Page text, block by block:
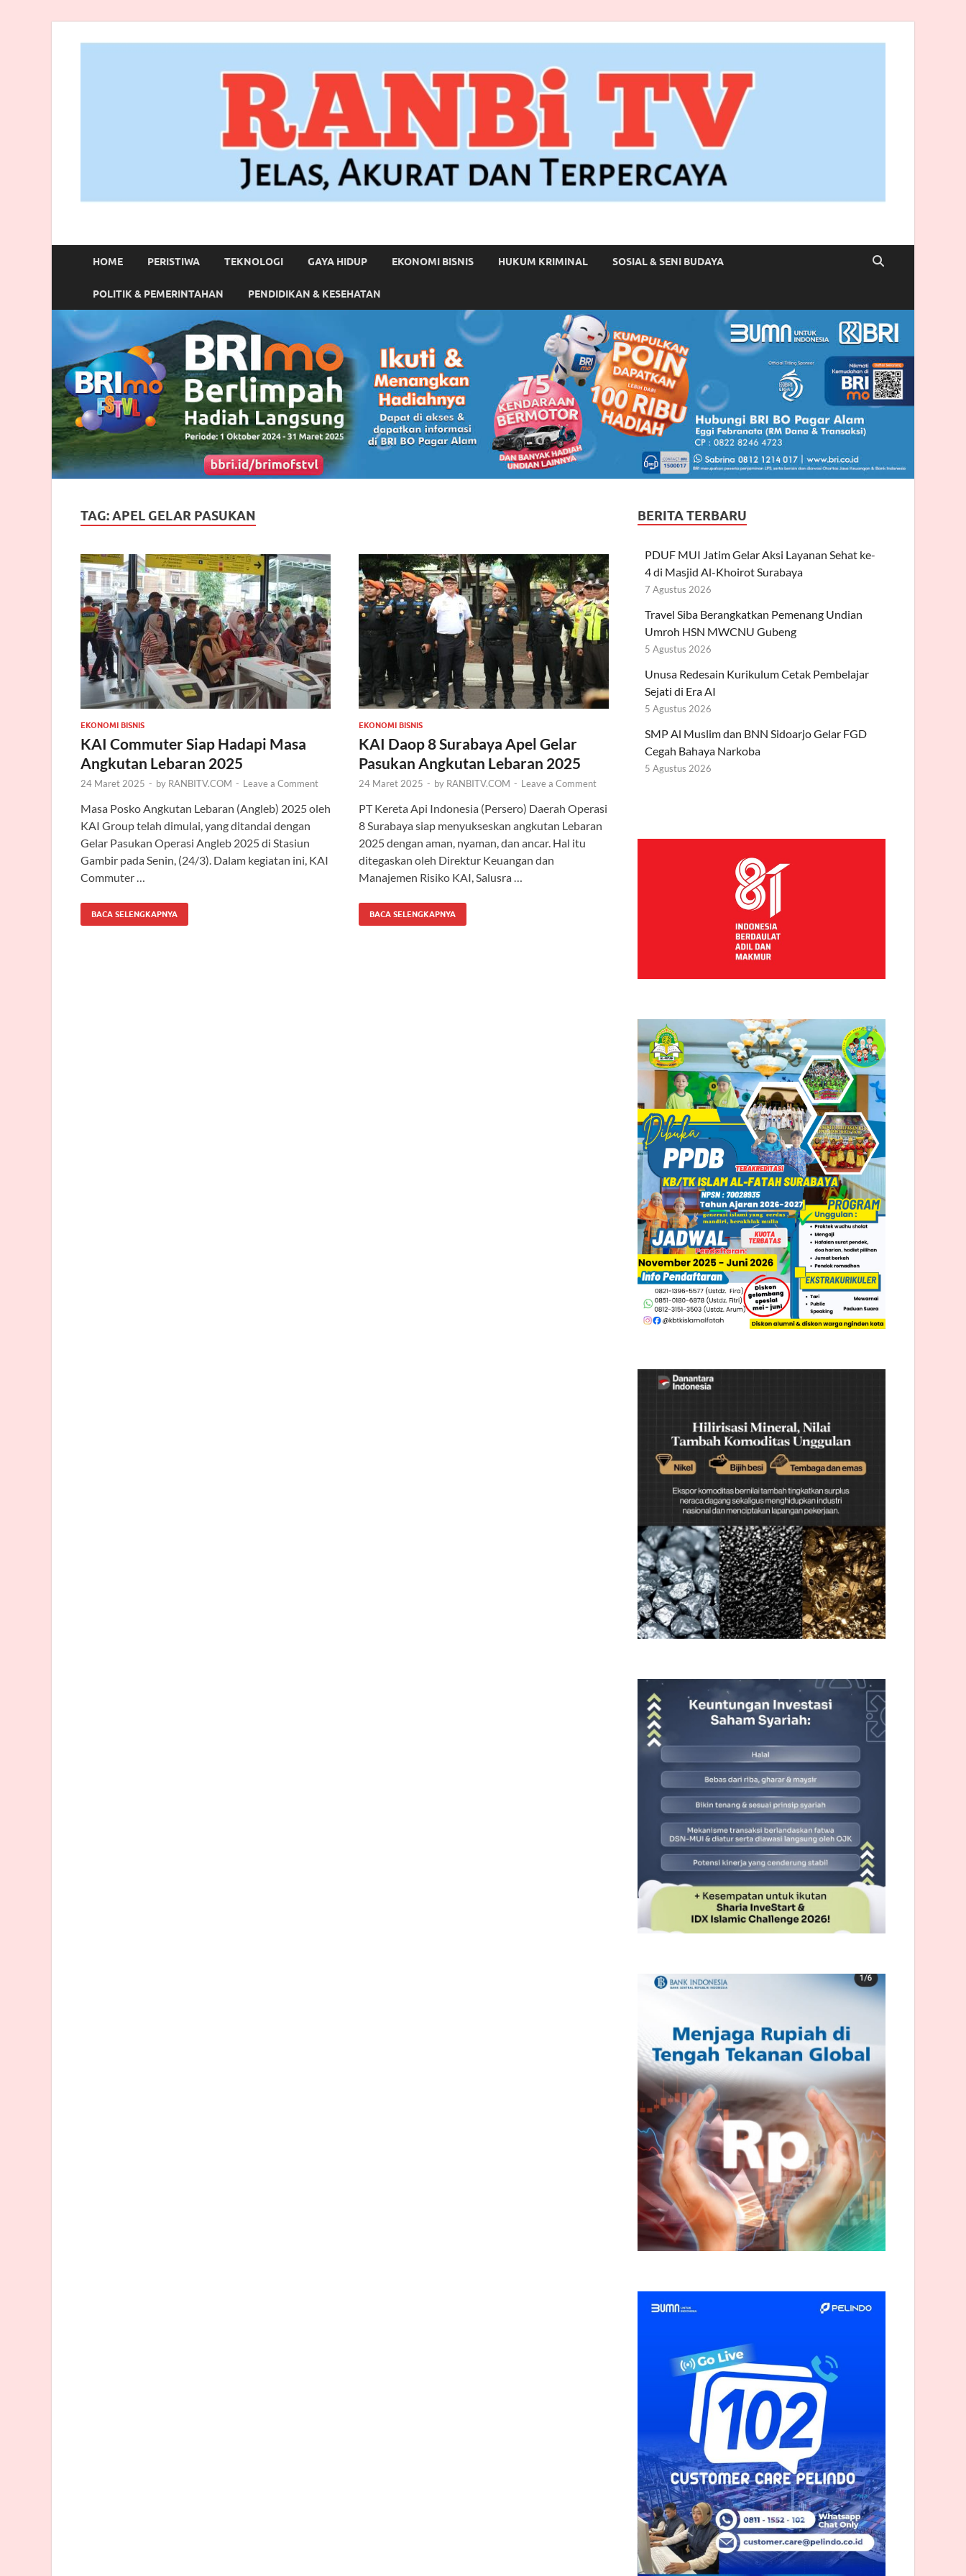
RANBITV.COM
HOME PERISTIWA TEKNOLOGI GAYA HIDUP EKONOMI BISNIS HUKUM KRIMINAL SOSIAL & SENI BUDAYA
POLITIK & PEMERINTAHAN PENDIDIKAN & KESEHATAN
TAG:APEL GELAR PASUKAN
EKONOMI BISNIS
KAI Commuter Siap Hadapi Masa
Angkutan Lebaran 2025
24 Maret 2025 - by RANBITV.COM - Leave a Comment
Masa Posko Angkutan Lebaran (Angleb) 2025 oleh
KAI Group telah dimulai, yang ditandai dengan
Gelar Pasukan Operasi Angleb 2025 di Stasiun
Gambir pada Senin, (24/3). Dalam kegiatan ini, KAI
Commuter …
BACA SELENGKAPNYA
EKONOMI BISNIS
KAI Daop 8 Surabaya Apel Gelar
Pasukan Angkutan Lebaran 2025
24 Maret 2025 - by RANBITV.COM - Leave a Comment
PT Kereta Api Indonesia (Persero) Daerah Operasi
8 Surabaya siap menyukseskan angkutan Lebaran
2025 dengan aman, nyaman, dan ancar. Hal itu
ditegaskan oleh Direktur Keuangan dan
Manajemen Risiko KAI, Salusra …
BACA SELENGKAPNYA
BERITA TERBARU
PDUF MUI Jatim Gelar Aksi Layanan Sehat ke-
4 di Masjid Al-Khoirot Surabaya
7 Agustus 2026
Travel Siba Berangkatkan Pemenang Undian
Umroh HSN MWCNU Gubeng
5 Agustus 2026
Unusa Redesain Kurikulum Cetak Pembelajar
Sejati di Era AI
5 Agustus 2026
SMP Al Muslim dan BNN Sidoarjo Gelar FGD
Cegah Bahaya Narkoba
5 Agustus 2026